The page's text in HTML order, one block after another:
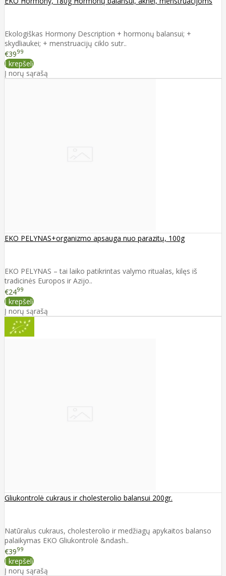
Ekologiškas Hormony Description + hormonų balansui; +
skydliaukei; + menstruacijų ciklo sutr..
€3999
Į krepšelį
Į norų sąrašą
EKO PELYNAS+organizmo apsauga nuo parazitų, 100g
EKO PELYNAS – tai laiko patikrintas valymo ritualas, kilęs iš
tradicinės Europos ir Azijo..
€2499
Į krepšelį
Į norų sąrašą
Gliukontrolė cukraus ir cholesterolio balansui 200gr.
Natūralus cukraus, cholesterolio ir medžiagų apykaitos balanso
palaikymas EKO Gliukontrolė &ndash..
€3999
Į krepšelį
Į norų sąrašą